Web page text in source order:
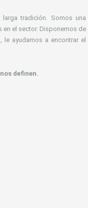
tradición. Somos una
en el sector. Disponemos de
le ayudamos a encontrar el
definen.